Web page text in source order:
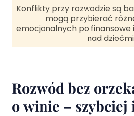
Konflikty przy rozwodzie są
mogą przybierać
emocjonalnych po finansowe
nad dziećmi.
Rozwód bez
o winie – szybciej